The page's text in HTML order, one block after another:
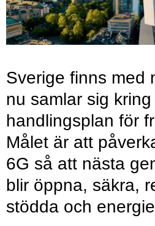
Sverige finns med
nu samlar sig
handlingsplan för
Målet är att
6G så att nästa
blir öppna, säkra,
stödda och